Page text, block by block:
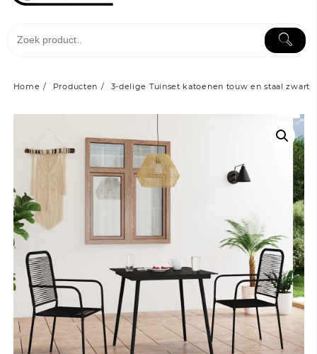
Home Producten 3-delige Tuinset katoenen touw en staal zwart